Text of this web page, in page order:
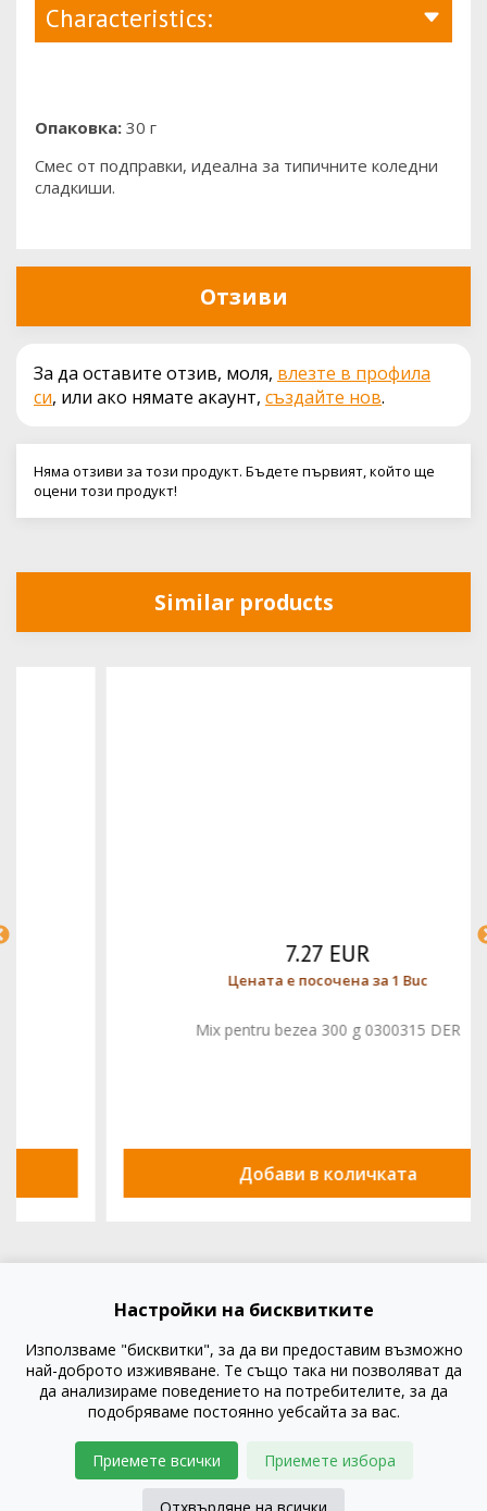
Characteristics:
Опаковка: 30 г
Смес от подправки, идеална за типичните коледни
сладкиши.
Отзиви
За да оставите отзив, моля, влезте в профила
си, или ако нямате акаунт, създайте нов.
Няма отзиви за този продукт. Бъдете първият, който ще
оцени този продукт!
Similar products
Цената е посочена за 1 Buc
Mix pentru bezea 300 g 0300315 DER
Добави в количката
Настройки на бисквитките
Използваме "бисквитки", за да ви предоставим възможно
най-доброто изживяване. Те също така ни позволяват да
да анализираме поведението на потребителите, за да
подобряваме постоянно уебсайта за вас.
Приемете всички Приемете избора